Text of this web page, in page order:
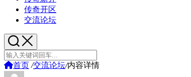
传奇开区
交流论坛
首页 /交流论坛/内容详情